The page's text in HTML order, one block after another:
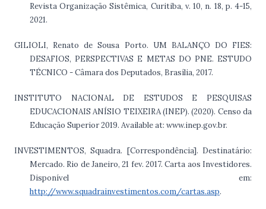
Revista Organização Sistêmica, Curitiba, v. 10, n. 18, p. 4-15,
2021.
GILIOLI, Renato de Sousa Porto. UM BALANÇO DO FIES:
DESAFIOS, PERSPECTIVAS E METAS DO PNE. ESTUDO
TÉCNICO - Câmara dos Deputados, Brasília, 2017.
INSTITUTO NACIONAL DE ESTUDOS E PESQUISAS
EDUCACIONAIS ANÍSIO TEIXEIRA (INEP). (2020). Censo da
Educação Superior 2019. Available at: www.inep.gov.br.
INVESTIMENTOS, Squadra. [Correspondência]. Destinatário:
Mercado. Rio de Janeiro, 21 fev. 2017. Carta aos Investidores.
Disponível em:
http://www.squadrainvestimentos.com/cartas.asp.